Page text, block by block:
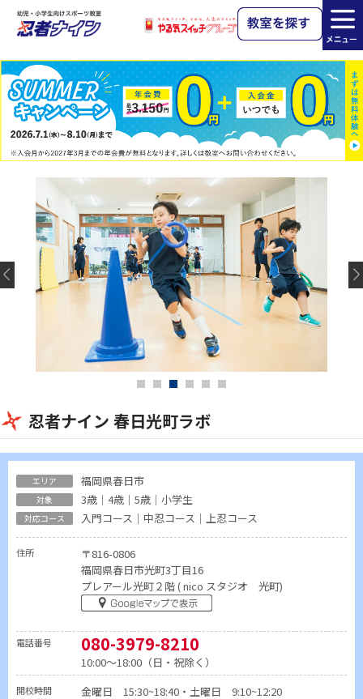
忍者ナイン 春日光町ラボ
福岡県春日市
3歳｜4歳｜5歳｜小学生
入門コース｜中忍コース｜上忍コース
住所
〒816-0806
福岡県春日市光町3丁目16
プレアール光町２階 ( nico スタジオ 光町)
電話番号 080-3979-8210
10:00～18:00（日・祝除く）
開校時間 金曜日 15:30~18:40・土曜日 9:10~12:20